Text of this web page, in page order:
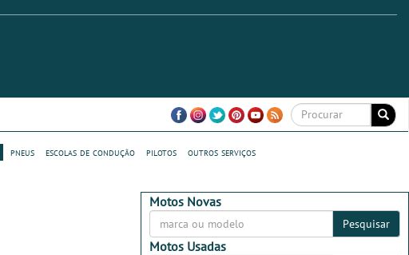
pneus escolas de condução pilotos
outros serviços
Motos Novas
Pesquisar
Motos Usadas